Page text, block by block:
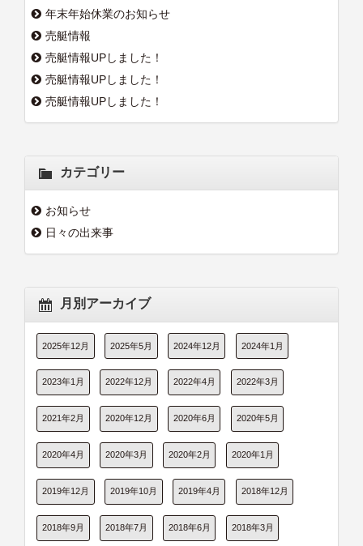
年末年始休業のお知らせ
売艇情報
売艇情報UPしました！
売艇情報UPしました！
売艇情報UPしました！
カテゴリー
お知らせ
日々の出来事
月別アーカイブ
2025年12月 2025年5月 2024年12月 2024年1月
2023年1月 2022年12月 2022年4月 2022年3月
2021年2月 2020年12月 2020年6月 2020年5月
2020年4月 2020年3月 2020年2月 2020年1月
2019年12月 2019年10月 2019年4月 2018年12月
2018年9月 2018年7月 2018年6月 2018年3月